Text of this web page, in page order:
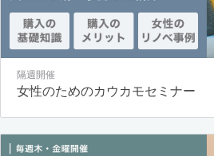
隔週開催
女性のためのカウカモセミナー